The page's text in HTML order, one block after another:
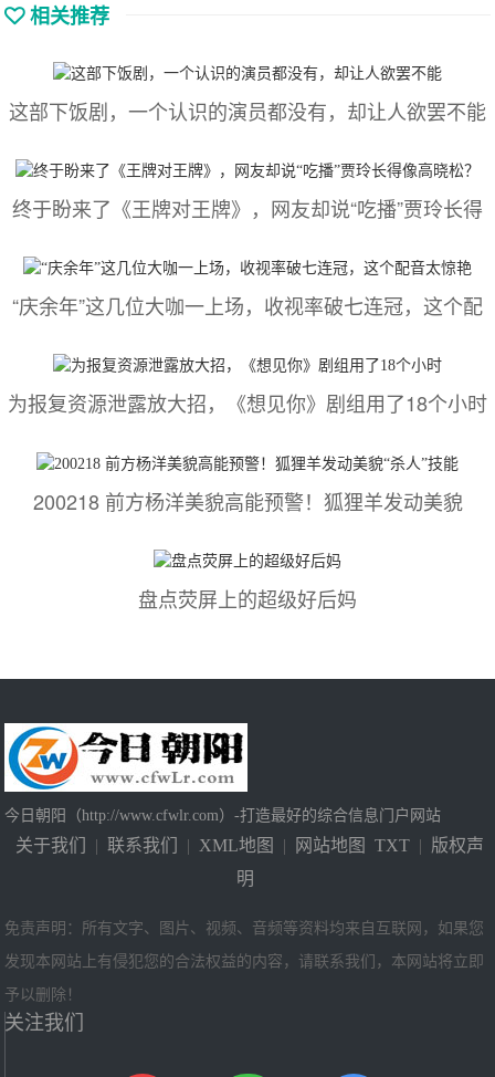
相关推荐
这部下饭剧，一个认识的演员都没有，却让人欲罢不能
终于盼来了《王牌对王牌》，网友却说“吃播”贾玲长得
“庆余年”这几位大咖一上场，收视率破七连冠，这个配
为报复资源泄露放大招，《想见你》剧组用了18个小时
200218 前方杨洋美貌高能预警！狐狸羊发动美貌
盘点荧屏上的超级好后妈
今日朝阳（http://www.cfwlr.com）-打造最好的综合信息门户网站
关于我们 | 联系我们 | XML地图 | 网站地图 TXT | 版权声
明
免责声明：所有文字、图片、视频、音频等资料均来自互联网，如果您
发现本网站上有侵犯您的合法权益的内容，请联系我们，本网站将立即
予以删除！
关注我们